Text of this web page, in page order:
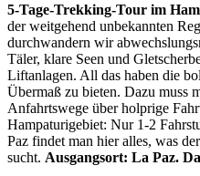
5-Tage-Trekking-Tour im
der weitgehend unbekannten
durchwandern wir
Täler, klare Seen und
Liftanlagen. All das haben die
Übermaß zu bieten. Dazu muss
Anfahrtswege über holprige
Hampaturigebiet: Nur 1-2
Paz findet man hier alles, was
sucht. Ausgangsort: La Paz.